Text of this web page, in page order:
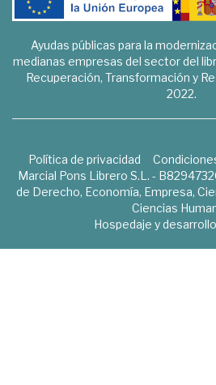
Ayudas públicas para la
medianas empresas del sector del
Recuperación, Transformación y
2022.
Política de privacidad
Marcial Pons Librero S.L. -
de Derecho, Economía, Empresa,
Ciencias
Hospedaje y desarrollo